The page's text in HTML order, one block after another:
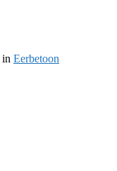
in Eerbetoon